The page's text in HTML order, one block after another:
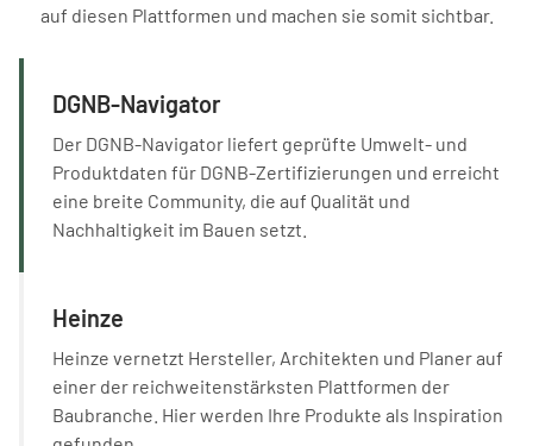
auf diesen Plattformen und machen sie somit sichtbar.
DGNB-Navigator
Der DGNB-Navigator liefert geprüfte Umwelt- und
Produktdaten für DGNB-Zertifizierungen und erreicht
eine breite Community, die auf Qualität und
Nachhaltigkeit im Bauen setzt.
Heinze
Heinze vernetzt Hersteller, Architekten und Planer auf
einer der reichweitenstärksten Plattformen der
Baubranche. Hier werden Ihre Produkte als Inspiration